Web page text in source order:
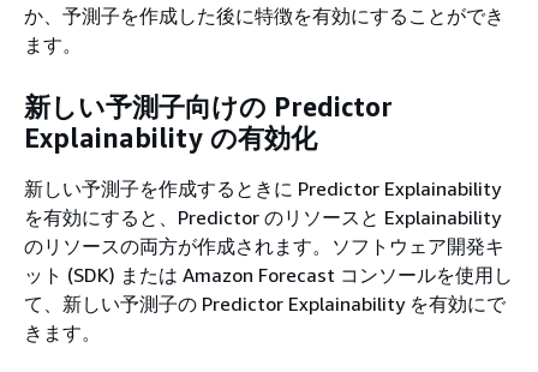
か、予測子を作成した後に特徴を有効にすることができ
ます。
新しい予測子向けの Predictor
Explainability の有効化
新しい予測子を作成するときに Predictor Explainability
を有効にすると、Predictor のリソースと Explainability
のリソースの両方が作成されます。ソフトウェア開発キ
ット (SDK) または Amazon Forecast コンソールを使用し
て、新しい予測子の Predictor Explainability を有効にで
きます。